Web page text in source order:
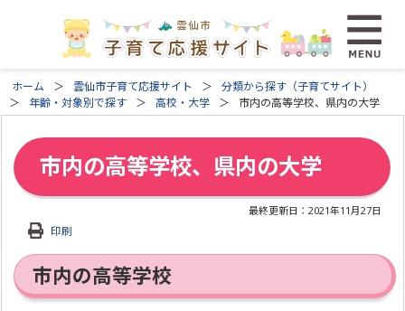
ホーム 雲仙市子育て応援サイト
分類から探す（子育てサイト）
年齢・対象別で探す
高校・大学 市内の高等学校、県内の大学
市内の高等学校、県内の大学
最終更新日：2021年11月27日
印刷
市内の高等学校